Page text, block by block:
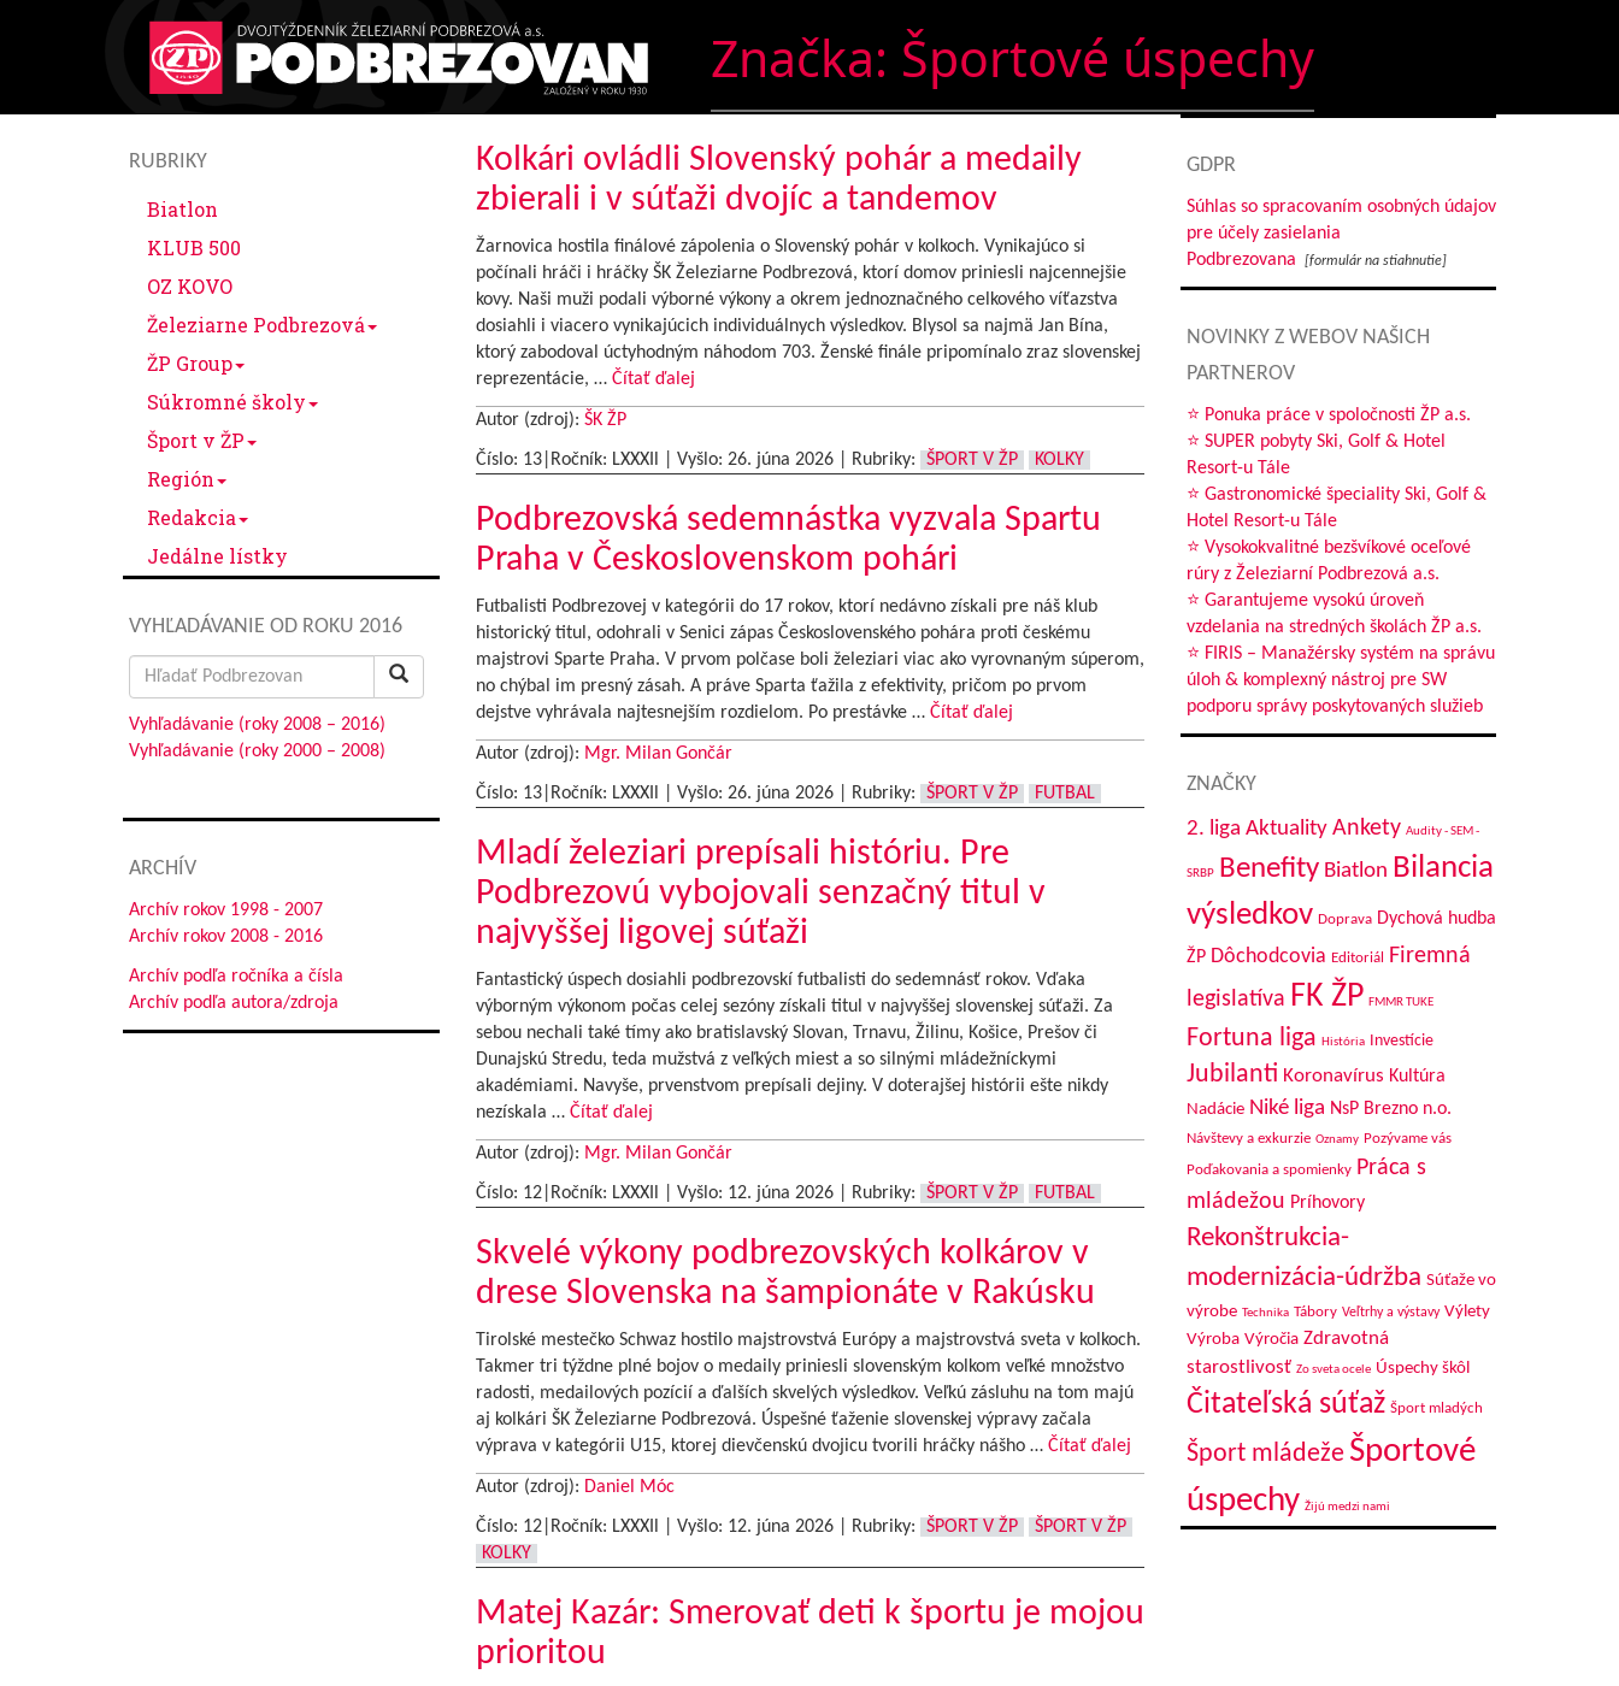
Značka: Športové úspechy
RUBRIKY
Biatlon
KLUB 500
OZ KOVO
Železiarne Podbrezová
ŽP Group
Súkromné školy
Šport v ŽP
Región
Redakcia
Jedálne lístky
VYHĽADÁVANIE OD ROKU 2016
Search
for:
Vyhľadávanie (roky 2008 – 2016)
Vyhľadávanie (roky 2000 – 2008)
ARCHÍV
Archív rokov 1998 - 2007
Archív rokov 2008 - 2016
Archív podľa ročníka a čísla
Archív podľa autora/zdroja
Kolkári ovládli Slovenský pohár a medaily
zbierali i v súťaži dvojíc a tandemov
Žarnovica hostila finálové zápolenia o Slovenský pohár v kolkoch. Vynikajúco si
počínali hráči i hráčky ŠK Železiarne Podbrezová, ktorí domov priniesli najcennejšie
kovy. Naši muži podali výborné výkony a okrem jednoznačného celkového víťazstva
dosiahli i viacero vynikajúcich individuálnych výsledkov. Blysol sa najmä Jan Bína,
ktorý zabodoval úctyhodným náhodom 703. Ženské finále pripomínalo zraz slovenskej
reprezentácie, … Čítať ďalej
Autor (zdroj): ŠK ŽP
Číslo: 13|Ročník: LXXXIl | Vyšlo: 26. júna 2026| Rubriky: ŠPORT V ŽP KOLKY
Podbrezovská sedemnástka vyzvala Spartu
Praha v Československom pohári
Futbalisti Podbrezovej v kategórii do 17 rokov, ktorí nedávno získali pre náš klub
historický titul, odohrali v Senici zápas Československého pohára proti českému
majstrovi Sparte Praha. V prvom polčase boli železiari viac ako vyrovnaným súperom,
no chýbal im presný zásah. A práve Sparta ťažila z efektivity, pričom po prvom
dejstve vyhrávala najtesnejším rozdielom. Po prestávke … Čítať ďalej
Autor (zdroj): Mgr. Milan Gončár
Číslo: 13|Ročník: LXXXIl | Vyšlo: 26. júna 2026| Rubriky: ŠPORT V ŽP FUTBAL
Mladí železiari prepísali históriu. Pre
Podbrezovú vybojovali senzačný titul v
najvyššej ligovej súťaži
Fantastický úspech dosiahli podbrezovskí futbalisti do sedemnásť rokov. Vďaka
výborným výkonom počas celej sezóny získali titul v najvyššej slovenskej súťaži. Za
sebou nechali také tímy ako bratislavský Slovan, Trnavu, Žilinu, Košice, Prešov či
Dunajskú Stredu, teda mužstvá z veľkých miest a so silnými mládežníckymi
akadémiami. Navyše, prvenstvom prepísali dejiny. V doterajšej histórii ešte nikdy
nezískala … Čítať ďalej
Autor (zdroj): Mgr. Milan Gončár
Číslo: 12|Ročník: LXXXIl | Vyšlo: 12. júna 2026| Rubriky: ŠPORT V ŽP FUTBAL
Skvelé výkony podbrezovských kolkárov v
drese Slovenska na šampionáte v Rakúsku
Tirolské mestečko Schwaz hostilo majstrovstvá Európy a majstrovstvá sveta v kolkoch.
Takmer tri týždne plné bojov o medaily priniesli slovenským kolkom veľké množstvo
radosti, medailových pozícií a ďalších skvelých výsledkov. Veľkú zásluhu na tom majú
aj kolkári ŠK Železiarne Podbrezová. Úspešné ťaženie slovenskej výpravy začala
výprava v kategórii U15, ktorej dievčenskú dvojicu tvorili hráčky nášho … Čítať ďalej
Autor (zdroj): Daniel Móc
Číslo: 12|Ročník: LXXXIl | Vyšlo: 12. júna 2026| Rubriky: ŠPORT V ŽP
ŠPORT V ŽP
KOLKY
Matej Kazár: Smerovať deti k športu je mojou
prioritou
GDPR
Súhlas so spracovaním osobných údajov
pre účely zasielania
Podbrezovana
[formulár na stiahnutie]
NOVINKY Z WEBOV NAŠICH
PARTNEROV
⭐ Ponuka práce v spoločnosti ŽP a.s.
⭐ SUPER pobyty Ski, Golf & Hotel
Resort-u Tále
⭐ Gastronomické špeciality Ski, Golf &
Hotel Resort-u Tále
⭐ Vysokokvalitné bezšvíkové oceľové
rúry z Železiarní Podbrezová a.s.
⭐ Garantujeme vysokú úroveň
vzdelania na stredných školách ŽP a.s.
⭐ FIRIS – Manažérsky systém na správu
úloh & komplexný nástroj pre SW
podporu správy poskytovaných služieb
ZNAČKY
2. liga Aktuality Ankety Audity - SEM -
SRBP Benefity Biatlon Bilancia
výsledkov Doprava Dychová hudba
ŽP Dôchodcovia Editoriál
Firemná
legislatíva FK ŽP FMMR TUKE
Fortuna liga História Investície
Jubilanti Koronavírus Kultúra
Nadácie Niké liga NsP Brezno n.o.
Návštevy a exkurzie Oznamy Pozývame vás
Poďakovania a spomienky Práca s
mládežou Príhovory
Rekonštrukcia-
modernizácia-údržba Súťaže vo
výrobe Technika Tábory Veľtrhy a výstavy Výlety
Výroba Výročia Zdravotná
starostlivosť Zo sveta ocele Úspechy škôl
Čitateľská súťaž Šport mladých
Šport mládeže Športové
úspechy Žijú medzi nami